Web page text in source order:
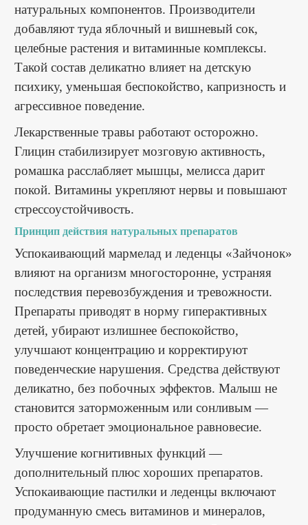
натуральных компонентов. Производители
добавляют туда яблочный и вишневый сок,
целебные растения и витаминные комплексы.
Такой состав деликатно влияет на детскую
психику, уменьшая беспокойство, капризность и
агрессивное поведение.
Лекарственные травы работают осторожно.
Глицин стабилизирует мозговую активность,
ромашка расслабляет мышцы, мелисса дарит
покой. Витамины укрепляют нервы и повышают
стрессоустойчивость.
Принцип действия натуральных препаратов
Успокаивающий мармелад и леденцы «Зайчонок»
влияют на организм многосторонне, устраняя
последствия перевозбуждения и тревожности.
Препараты приводят в норму гиперактивных
детей, убирают излишнее беспокойство,
улучшают концентрацию и корректируют
поведенческие нарушения. Средства действуют
деликатно, без побочных эффектов. Малыш не
становится заторможенным или сонливым —
просто обретает эмоциональное равновесие.
Улучшение когнитивных функций —
дополнительный плюс хороших препаратов.
Успокаивающие пастилки и леденцы включают
продуманную смесь витаминов и минералов,